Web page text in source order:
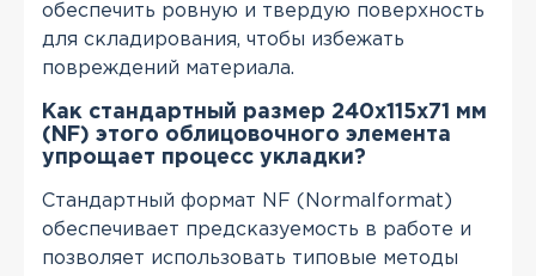
обеспечить ровную и твердую поверхность
для складирования, чтобы избежать
повреждений материала.
Как стандартный размер 240x115x71 мм
(NF) этого облицовочного элемента
упрощает процесс укладки?
Стандартный формат NF (Normalformat)
обеспечивает предсказуемость в работе и
позволяет использовать типовые методы